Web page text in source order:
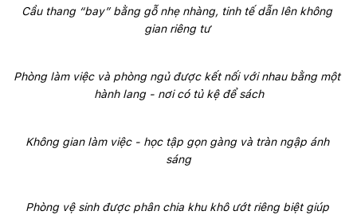
Cầu thang “bay” bằng gỗ nhẹ nhàng, tinh tế dẫn lên không
gian riêng tư
Phòng làm việc và phòng ngủ được kết nối với nhau bằng một
hành lang - nơi có tủ kệ để sách
Không gian làm việc - học tập gọn gàng và tràn ngập ánh
sáng
Phòng vệ sinh được phân chia khu khô ướt riêng biệt giúp